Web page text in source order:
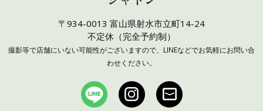
〒934-0013 富山県射水市立町14-24
不定休（完全予約制）
撮影等で店舗にいない可能性がございますので、LINEなどでお気軽にお問い合
わせください。